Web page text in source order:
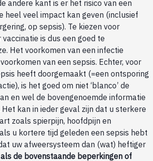
andere kant is er het risico van een
heel veel impact kan geven (inclusief
op sepsis). Te kiezen voor
is dus een goed te
Het voorkomen van een infectie
van een sepsis. Echter, voor
heeft doorgemaakt (=een ontsporing
is het goed om niet ‘blanco’ de
en wel de bovengenoemde informatie
kan in ieder geval zijn dat u sterkere
zoals spierpijn, hoofdpijn en
u kortere tijd geleden een sepsis hebt
uw afweersysteem dan (wat) heftiger
als de bovenstaande beperkingen of